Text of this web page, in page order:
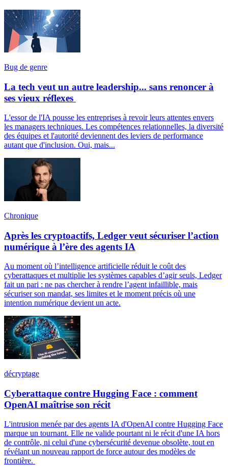
Bug de genre
La tech veut un autre leadership... sans renoncer à
ses vieux réflexes
L'essor de l'IA pousse les entreprises à revoir leurs attentes envers
les managers techniques. Les compétences relationnelles, la diversité
des équipes et l'autorité deviennent des leviers de performance
autant que d'inclusion. Oui, mais...
Chronique
Après les cryptoactifs, Ledger veut sécuriser l’action
numérique à l’ère des agents IA
Au moment où l’intelligence artificielle réduit le coût des
cyberattaques et multiplie les systèmes capables d’agir seuls, Ledger
fait un pari : ne pas chercher à rendre l’agent infaillible, mais
sécuriser son mandat, ses limites et le moment précis où une
intention numérique devient un acte.
décryptage
Cyberattaque contre Hugging Face : comment
OpenAI maîtrise son récit
L'intrusion menée par des agents IA d'OpenAI contre Hugging Face
marque un tournant. Elle ne valide pourtant ni le récit d'une IA hors
de contrôle, ni celui d'une cybersécurité devenue obsolète, tout en
révélant un nouveau rapport de force autour des modèles de
frontière.